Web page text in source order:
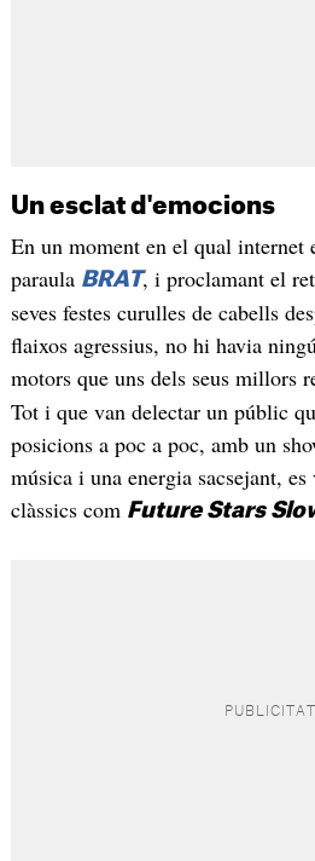
Un esclat d'emocions
En un moment en el qual internet
paraula BRAT, i proclamant el
seves festes curulles de cabells
flaixos agressius, no hi havia
motors que uns dels seus millors
Tot i que van delectar un públic
posicions a poc a poc, amb un
música i una energia sacsejant,
clàssics com Future Stars